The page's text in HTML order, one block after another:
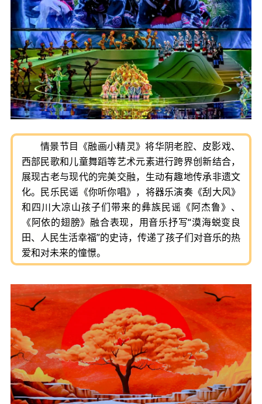
情景节目《融画小精灵》将华阴老腔、皮影戏、
西部民歌和儿童舞蹈等艺术元素进行跨界创新结合，
展现古老与现代的完美交融，生动有趣地传承非遗文
化。民乐民谣《你听你唱》，将器乐演奏《刮大风》
和四川大凉山孩子们带来的彝族民谣《阿杰鲁》、
《阿依的翅膀》融合表现，用音乐抒写“漠海蜕变良
田、人民生活幸福”的史诗，传递了孩子们对音乐的热
爱和对未来的憧憬。